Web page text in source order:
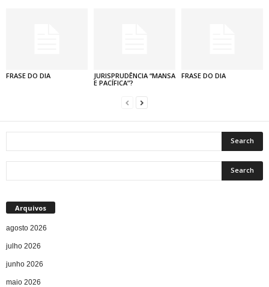
FRASE DO DIA
JURISPRUDÊNCIA “MANSA
E PACÍFICA”?
FRASE DO DIA
Arquivos
agosto 2026
julho 2026
junho 2026
maio 2026